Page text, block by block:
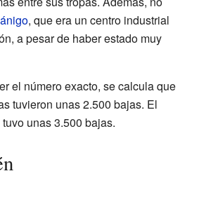
, que era un centro industrial
a pesar de haber estado muy
el número exacto, se calcula que
tuvieron unas 2.500 bajas. El
unas 3.500 bajas.